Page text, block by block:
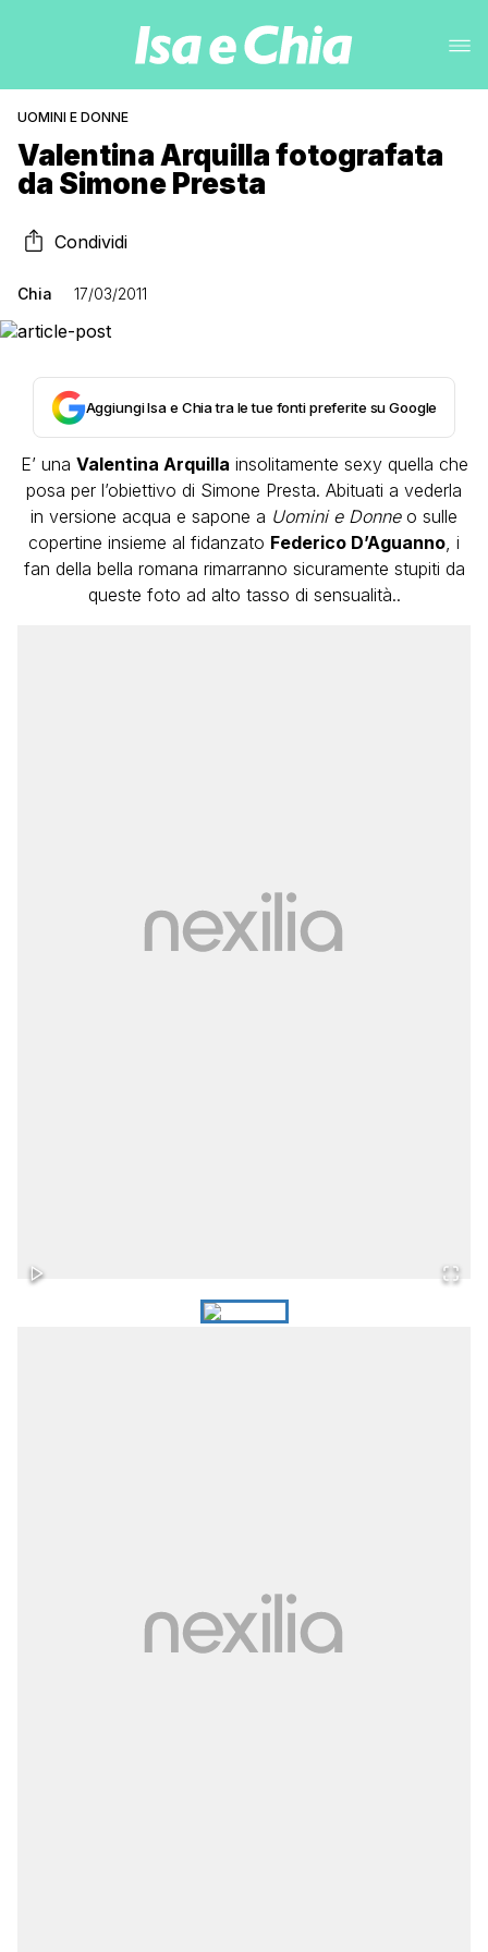
UOMINI E DONNE
Valentina Arquilla fotografata
da Simone Presta
Condividi
Chia 17/03/2011
Aggiungi Isa e Chia tra le tue fonti preferite su Google
E’ una Valentina Arquilla insolitamente sexy quella che
posa per l’obiettivo di Simone Presta. Abituati a vederla
in versione acqua e sapone a Uomini e Donneo sulle
copertine insieme al fidanzato Federico D’Aguanno, i
fan della bella romana rimarranno sicuramente stupiti da
queste foto ad alto tasso di sensualità..